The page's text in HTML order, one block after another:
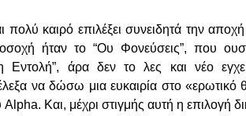
καιρό επιλέξει συνειδητά την
ήταν το “Ου Φονεύσεις”, που
Εντολή”, άρα δεν το λες και νέο
να δώσω μια ευκαιρία στο «ερωτικό
Alpha. Και, μέχρι στιγμής αυτή η επιλογή